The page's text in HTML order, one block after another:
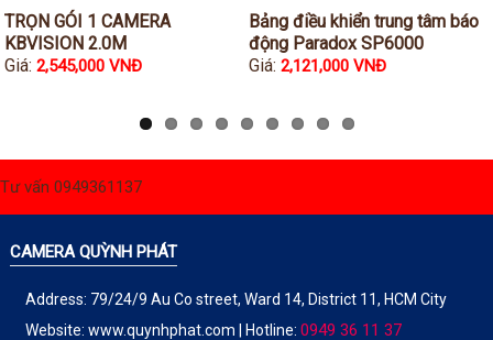
Camera Analog
Camera HIKVISION
Camera Visionhitech
Camera KBVISION
Đầu ghi Analog
Đầu ghi HDParagon
Đầu ghi HIKVISION
TRỌN GÓI 1 CAMERA
KBVISION 2.0M
Giá:2,545,000 VNĐ
Bảng điều khiển trung tâm báo
động Paradox SP6000
Giá:2,121,000 VNĐ
Tư vấn 0949361137
CAMERA QUỲNH PHÁT
Address: 79/24/9 Au Co street, Ward 14, District 11, HCM City
Website: www.quynhphat.com | Hotline: 0949 36 11 37